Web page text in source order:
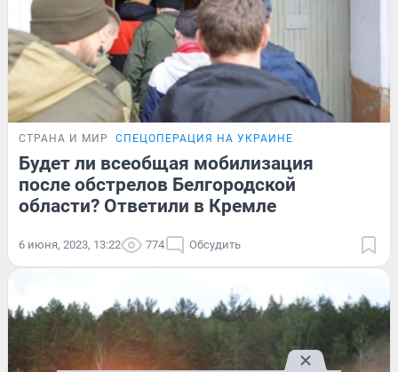
СТРАНА И МИР СПЕЦОПЕРАЦИЯ НА УКРАИНЕ
Будет ли всеобщая мобилизация
после обстрелов Белгородской
области? Ответили в Кремле
6 июня, 2023, 13:22 774 Обсудить